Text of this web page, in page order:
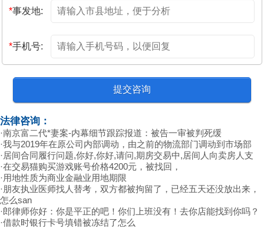
*事发地:
*手机号:
法律咨询：
·南京富二代*妻案-内幕细节跟踪报道：被告一审被判死缓
·我与2019年在原公司内部调动，由之前的物流部门调动到市场部
·居间合同履行问题,你好,你好,请问,期房交易中,居间人向卖房人支
·在交易猫购买游戏账号价格4200元，被找回，
·用地性质为商业金融业用地期限
·朋友执业医师找人替考，双方都被拘留了，已经五天还没放出来，
怎么san
·郎律师你好：你是平正的吧！你们上班没有！去你店能找到你吗？
·借款时银行卡号填错被冻结了怎么